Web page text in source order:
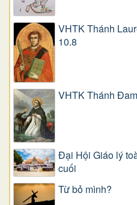
VHTK Thánh
10.8
VHTK Thánh
Đại Hội Giáo lý
cuối
Từ bỏ mình?